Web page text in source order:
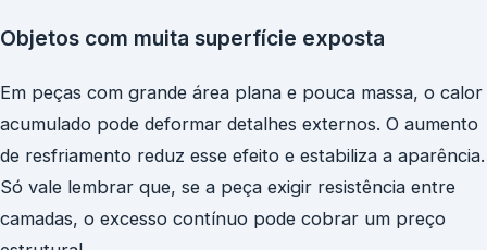
Objetos com muita superfície exposta
Em peças com grande área plana e pouca massa, o calor
acumulado pode deformar detalhes externos. O aumento
de resfriamento reduz esse efeito e estabiliza a aparência.
Só vale lembrar que, se a peça exigir resistência entre
camadas, o excesso contínuo pode cobrar um preço